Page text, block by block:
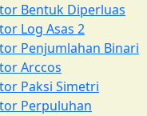
Bentuk Diperluas
Log Asas 2
Penjumlahan Binari
Arccos
Paksi Simetri
Perpuluhan